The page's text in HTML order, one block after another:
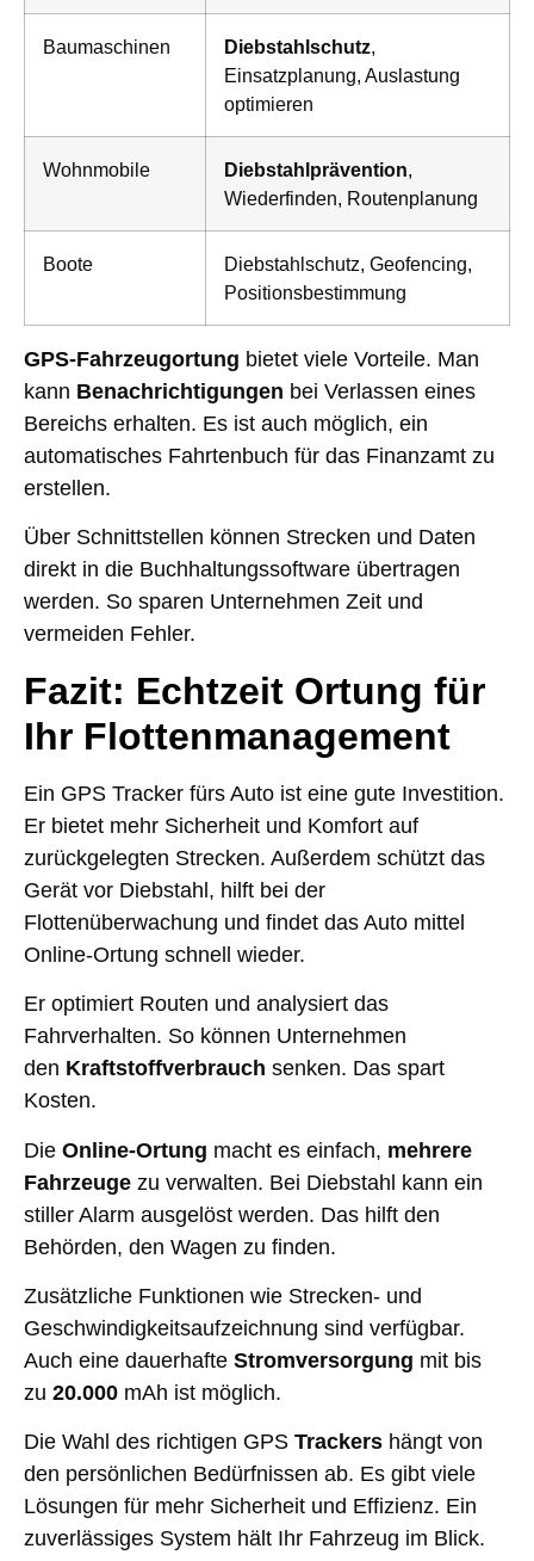
Baumaschinen Diebstahlschutz,
Einsatzplanung, Auslastung
optimieren
Wohnmobile Diebstahlprävention,
Wiederfinden, Routenplanung
Boote
Diebstahlschutz, Geofencing,
Positionsbestimmung
GPS-Fahrzeugortung bietet viele Vorteile. Man
kann Benachrichtigungen bei Verlassen eines
Bereichs erhalten. Es ist auch möglich, ein
automatisches Fahrtenbuch für das Finanzamt zu
erstellen.
Über Schnittstellen können Strecken und Daten
direkt in die Buchhaltungssoftware übertragen
werden. So sparen Unternehmen Zeit und
vermeiden Fehler.
Fazit: Echtzeit Ortung für
Ihr Flottenmanagement
Ein GPS Tracker fürs Auto ist eine gute Investition.
Er bietet mehr Sicherheit und Komfort auf
zurückgelegten Strecken. Außerdem schützt das
Gerät vor Diebstahl, hilft bei der
Flottenüberwachung und findet das Auto mittel
Online-Ortung schnell wieder.
Er optimiert Routen und analysiert das
Fahrverhalten. So können Unternehmen
den Kraftstoffverbrauch senken. Das spart
Kosten.
Die Online-Ortung macht es einfach, mehrere
Fahrzeuge zu verwalten. Bei Diebstahl kann ein
stiller Alarm ausgelöst werden. Das hilft den
Behörden, den Wagen zu finden.
Zusätzliche Funktionen wie Strecken- und
Geschwindigkeitsaufzeichnung sind verfügbar.
Auch eine dauerhafte Stromversorgung mit bis
zu 20.000 mAh ist möglich.
Die Wahl des richtigen GPS Trackers hängt von
den persönlichen Bedürfnissen ab. Es gibt viele
Lösungen für mehr Sicherheit und Effizienz. Ein
zuverlässiges System hält Ihr Fahrzeug im Blick.